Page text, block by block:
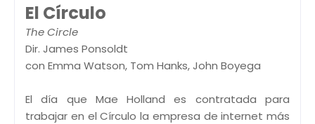
El Círculo
The Circle
Dir. James Ponsoldt
con Emma Watson, Tom Hanks, John Boyega
El día que Mae Holland es contratada para
trabajar en el Círculo la empresa de internet más